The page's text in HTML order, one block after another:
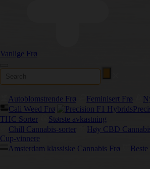
Vanlige Frø
Autoblomstrende Frø Feminisert Frø
Cali Weed Frø
THC Sorter
Største avkastning
Chill Cannabis-sorter
Høy CBD
Cup-vinnere
Amsterdam klassiske Cannabis Frø